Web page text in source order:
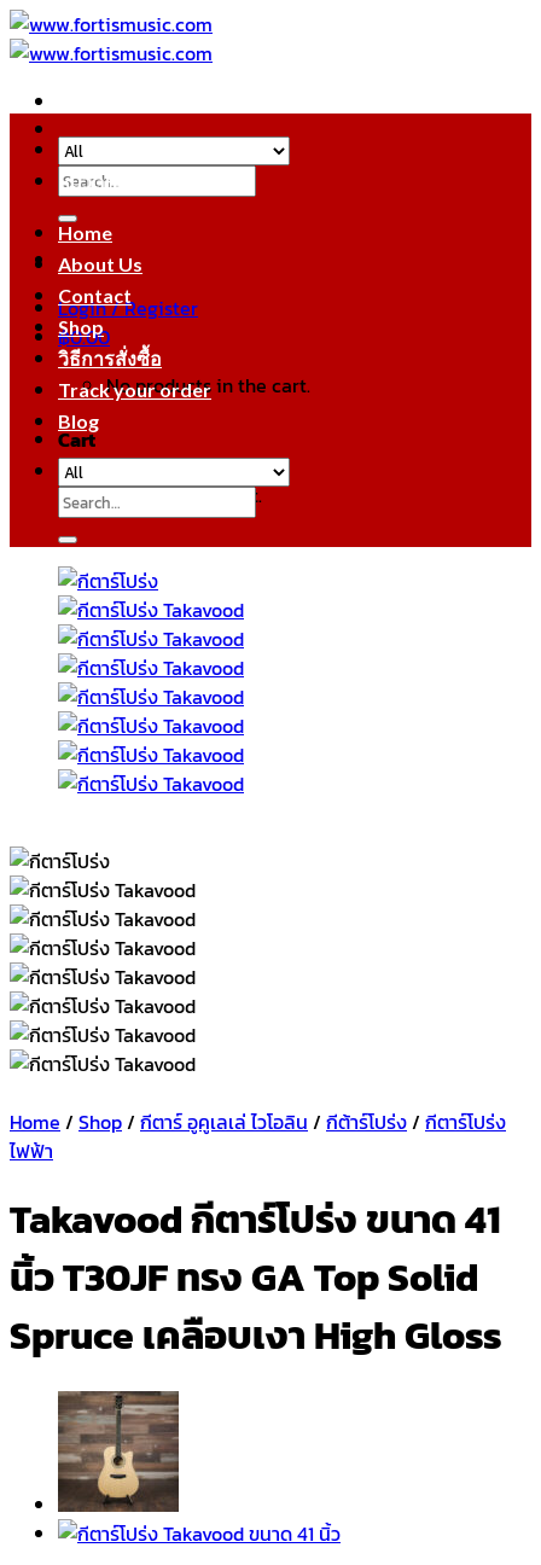
Skip
to
Search
for:
Login / Register
฿0.00
No products in the cart.
Cart
No products in the cart.
หมวดหมู่สินค้า
Home
About Us
Contact
Shop
วิธีการสั่งซื้อ
Track your order
Blog
Search
for:
Home / Shop/ กีตาร์ อูคูเลเล่ ไวโอลิน / กีต้าร์โปร่ง/ กีตาร์โปร่ง
ไฟฟ้า
Takavood กีตาร์โปร่ง ขนาด 41
นิ้ว T30JF ทรง GA Top Solid
Spruce เคลือบเงา High Gloss